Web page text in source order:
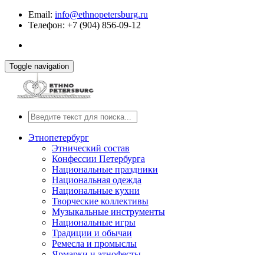
Email: info@ethnopetersburg.ru
Телефон: +7 (904) 856-09-12
Toggle navigation
Этнопетербург
Этнический состав
Конфессии Петербурга
Национальные праздники
Национальная одежда
Национальные кухни
Творческие коллективы
Музыкальные инструменты
Национальные игры
Традиции и обычаи
Ремесла и промыслы